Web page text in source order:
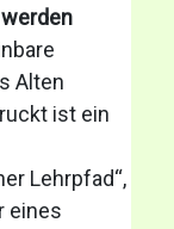
Alten
ist ein
Lehrpfad“,
eines